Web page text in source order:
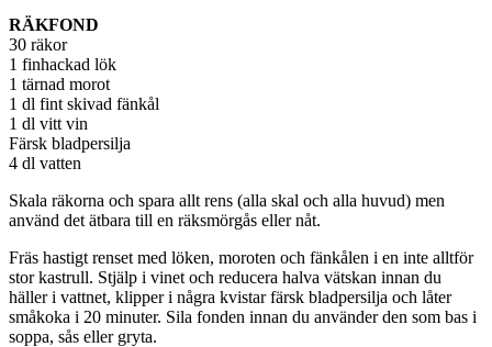
RÄKFOND
30 räkor
1 finhackad lök
1 tärnad morot
1 dl fint skivad fänkål
1 dl vitt vin
Färsk bladpersilja
4 dl vatten
Skala räkorna och spara allt rens (alla skal och alla huvud) men
använd det ätbara till en räksmörgås eller nåt.
Fräs hastigt renset med löken, moroten och fänkålen i en inte alltför
stor kastrull. Stjälp i vinet och reducera halva vätskan innan du
häller i vattnet, klipper i några kvistar färsk bladpersilja och låter
småkoka i 20 minuter. Sila fonden innan du använder den som bas i
soppa, sås eller gryta.